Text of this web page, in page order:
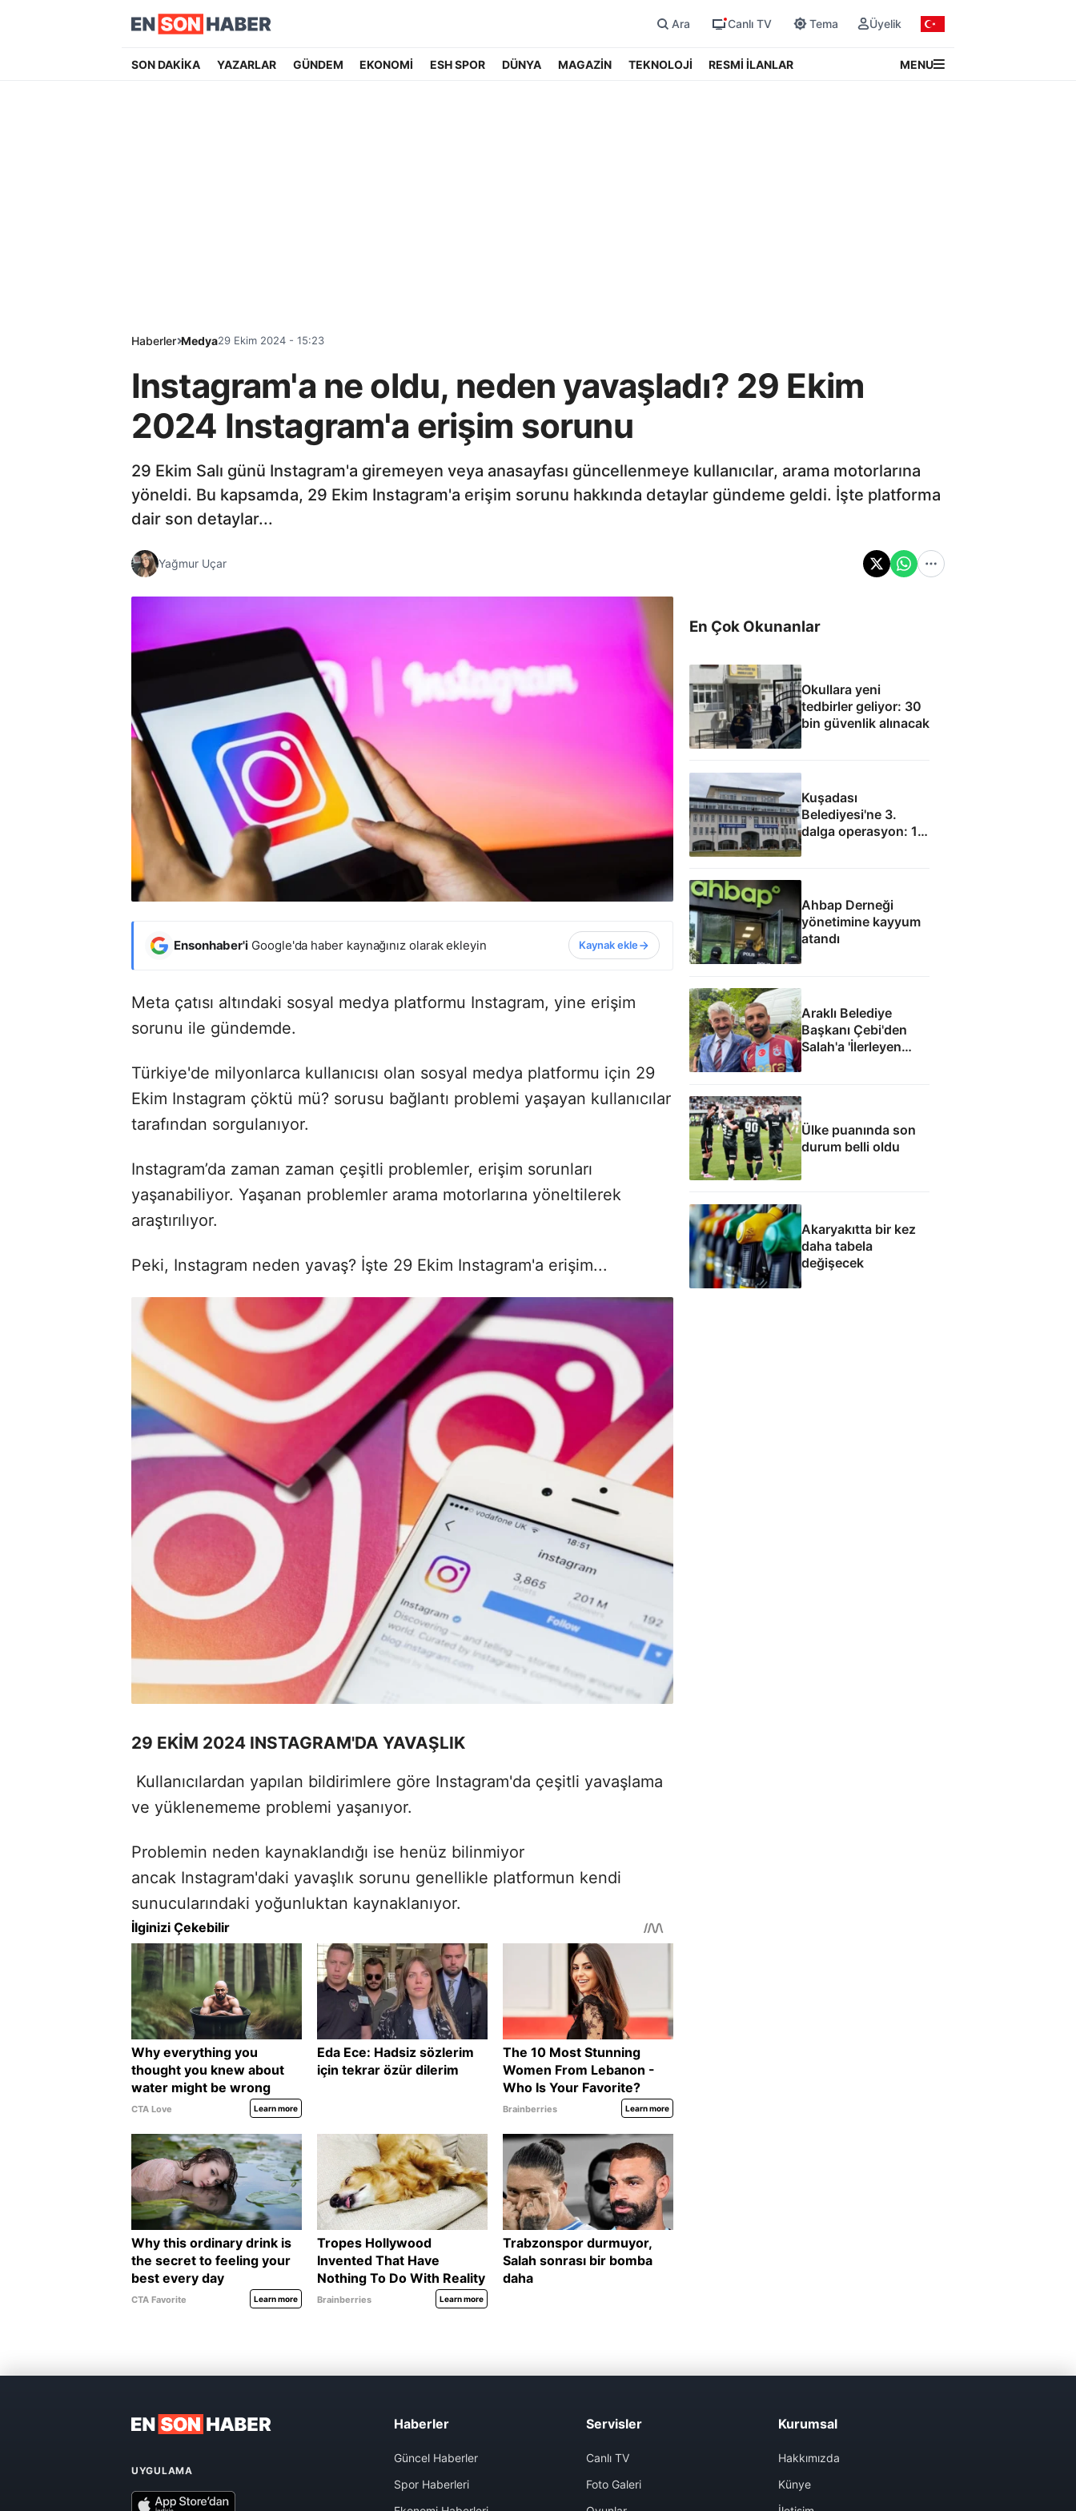
Ara Canlı TV Tema Üyelik
SON DAKİKA YAZARLAR GÜNDEM EKONOMİ ESH SPOR DÜNYA MAGAZİN TEKNOLOJİ RESMİ İLANLAR MENU
Haberler Medya29 Ekim 2024 - 15:23
Instagram'a ne oldu, neden yavaşladı? 29 Ekim
2024 Instagram'a erişim sorunu
29 Ekim Salı günü Instagram'a giremeyen veya anasayfası güncellenmeye kullanıcılar, arama motorlarına
yöneldi. Bu kapsamda, 29 Ekim Instagram'a erişim sorunu hakkında detaylar gündeme geldi. İşte platforma
dair son detaylar...
Yağmur Uçar
Ensonhaber'i Google'da haber kaynağınız olarak ekleyin Kaynak ekle
Meta çatısı altındaki sosyal medya platformu Instagram, yine erişim
sorunu ile gündemde.
Türkiye'de milyonlarca kullanıcısı olan sosyal medya platformu için 29
Ekim Instagram çöktü mü? sorusu bağlantı problemi yaşayan kullanıcılar
tarafından sorgulanıyor.
Instagram’da zaman zaman çeşitli problemler, erişim sorunları
yaşanabiliyor. Yaşanan problemler arama motorlarına yöneltilerek
araştırılıyor.
Peki, Instagram neden yavaş? İşte 29 Ekim Instagram'a erişim...
29 EKİM 2024 INSTAGRAM'DA YAVAŞLIK
Kullanıcılardan yapılan bildirimlere göre Instagram'da çeşitli yavaşlama
ve yüklenememe problemi yaşanıyor.
Problemin neden kaynaklandığı ise henüz bilinmiyor
ancak Instagram'daki yavaşlık sorunu genellikle platformun kendi
sunucularındaki yoğunluktan kaynaklanıyor.
En Çok Okunanlar
Okullara yeni
tedbirler geliyor: 30
bin güvenlik alınacak
Kuşadası
Belediyesi'ne 3.
dalga operasyon: 15
gözaltı
Ahbap Derneği
yönetimine kayyum
atandı
Araklı Belediye
Başkanı Çebi'den
Salah'a 'İlerleyen
yıllarda Mısır'a
yaşa' teklifi
Ülke puanında son
durum belli oldu
Akaryakıtta bir kez
daha tabela
değişecek
UYGULAMA
Haberler
Güncel Haberler
Spor Haberleri
Servisler
Canlı TV
Foto Galeri
Kurumsal
Hakkımızda
Künye